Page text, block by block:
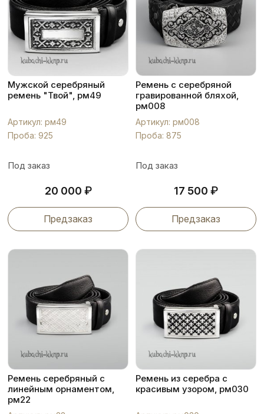
Мужской серебряный
ремень "Твой", рм49
Артикул: рм49
Проба: 925
Под заказ
20 000 ₽
Предзаказ
Ремень с серебряной
гравированной бляхой,
рм008
Артикул: рм008
Проба: 875
Под заказ
17 500 ₽
Предзаказ
Ремень серебряный с
линейным орнаментом,
рм22
Ремень из серебра с
красивым узором, рм030